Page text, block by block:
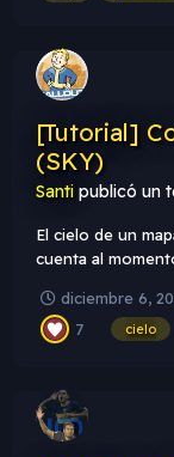
[Tutorial]
(SKY)
Santi publicó un
El cielo de un
cuenta al
nos muestra un
estamos. Para
diciembre 6,
7
cielo